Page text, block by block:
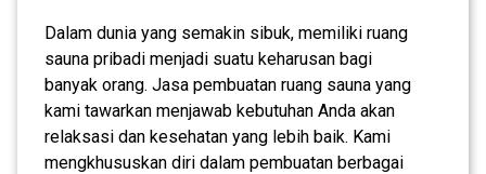
Dalam dunia yang semakin sibuk, memiliki ruang
sauna pribadi menjadi suatu keharusan bagi
banyak orang. Jasa pembuatan ruang sauna yang
kami tawarkan menjawab kebutuhan Anda akan
relaksasi dan kesehatan yang lebih baik. Kami
mengkhususkan diri dalam pembuatan berbagai